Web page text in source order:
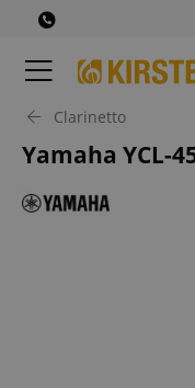
Clarinetto
Yamaha YCL-